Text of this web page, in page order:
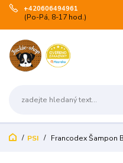
+420606494961
(Po-Pá, 8-17 hod.)
PSI Francodex Šampon